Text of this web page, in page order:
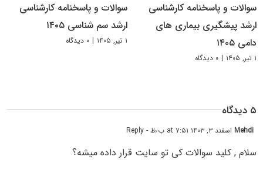
سوالات و پاسخنامه کارشناسی
ارشد پیشگیری بیماری های
دامی ۱۴۰۵
۱ تیر, ۱۴۰۵ | ۰ دیدگاه
سوالات و پاسخنامه کارشناسی
ارشد سم شناسی ۱۴۰۵
۱ تیر, ۱۴۰۵ | ۰ دیدگاه
۵ دیدگاه
Mehdiاسفند ۳, ۱۴۰۳ at ۷:۵۱ ب٫ظ - Reply
سلام , کلید سوالات کی تو سایت قرار داده میشه؟